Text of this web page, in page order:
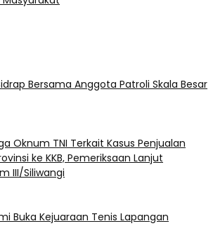
Bersama Anggota Patroli Skala Besar
Oknum TNI Terkait Kasus Penjualan
ke KKB, Pemeriksaan Lanjut
III/Siliwangi
Buka Kejuaraan Tenis Lapangan